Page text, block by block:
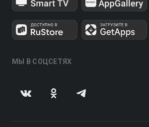
МЫ В СОЦСЕТЯХ